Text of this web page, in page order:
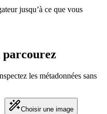
jusqu’à ce que vous
parcourez
les métadonnées sans
Choisir une image